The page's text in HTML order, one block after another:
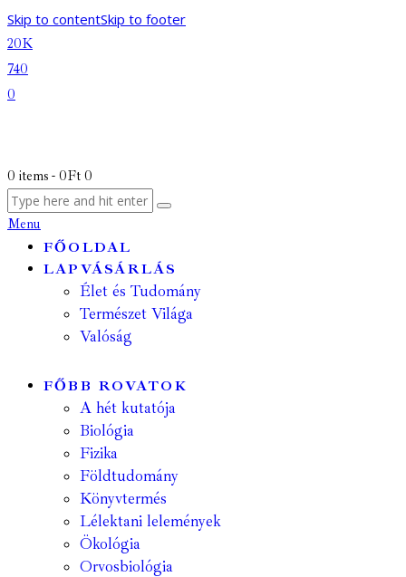
Skip to contentSkip to footer
20K
740
0
0 items - 0Ft 0
Menu
FŐOLDAL
LAPVÁSÁRLÁS
Élet és Tudomány
Természet Világa
Valóság
FŐBB ROVATOK
A hét kutatója
Biológia
Fizika
Földtudomány
Könyvtermés
Lélektani lelemények
Ökológia
Orvosbiológia